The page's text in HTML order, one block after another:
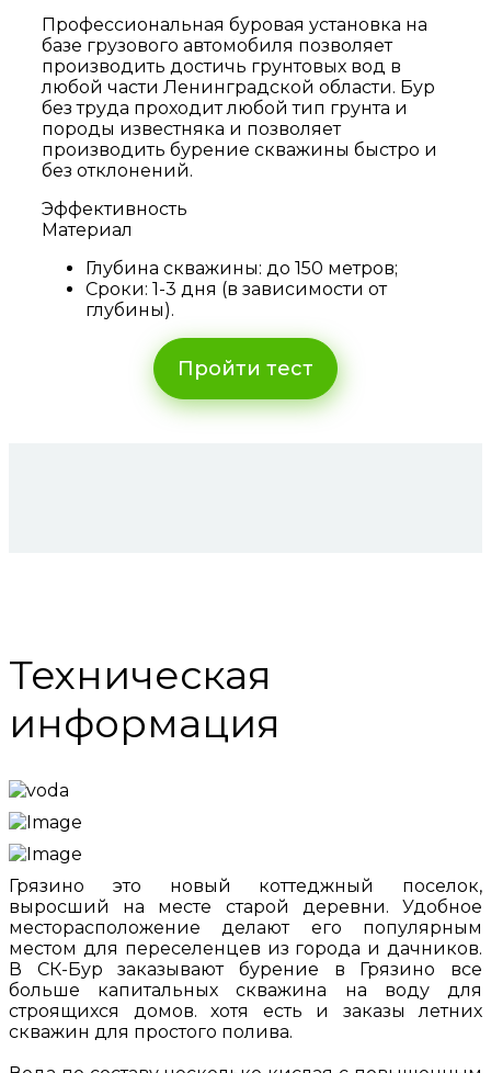
Профессиональная буровая установка на
базе грузового автомобиля позволяет
производить достичь грунтовых вод в
любой части Ленинградской области. Бур
без труда проходит любой тип грунта и
породы известняка и позволяет
производить бурение скважины быстро и
без отклонений.
Эффективность
Материал
Глубина скважины: до 150 метров;
Сроки: 1-3 дня (в зависимости от
глубины).
Пройти тест
Техническая
информация
Грязино это новый коттеджный поселок,
выросший на месте старой деревни. Удобное
месторасположение делают его популярным
местом для переселенцев из города и дачников.
В СК-Бур заказывают бурение в Грязино все
больше капитальных скважина на воду для
строящихся домов. хотя есть и заказы летних
скважин для простого полива.